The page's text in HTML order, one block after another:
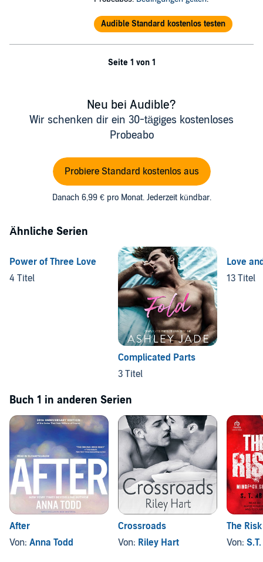
Audible Standard kostenlos testen
Seite 1 von 1
Neu bei Audible?
Wir schenken dir ein 30-tägiges kostenloses
Probeabo
Probiere Standard kostenlos aus
Danach 6,99 € pro Monat. Jederzeit kündbar.
Ähnliche Serien
Power of Three Love
4 Titel
Complicated Parts
3 Titel
Love
13 Titel
Buch 1 in anderen Serien
After
Von: Anna Todd
Crossroads
Von: Riley Hart
The Risk
Von: